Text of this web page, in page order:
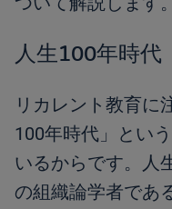
人生100年時代
リカレント教育に
100年時代」とい
いるからです。人
の組織論学者であ